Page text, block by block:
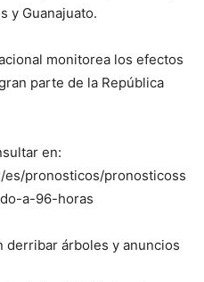
y Guanajuato.
monitorea los efectos
parte de la República
en:
es/pronosticos/pronosticoss
a-96-horas
derribar árboles y anuncios